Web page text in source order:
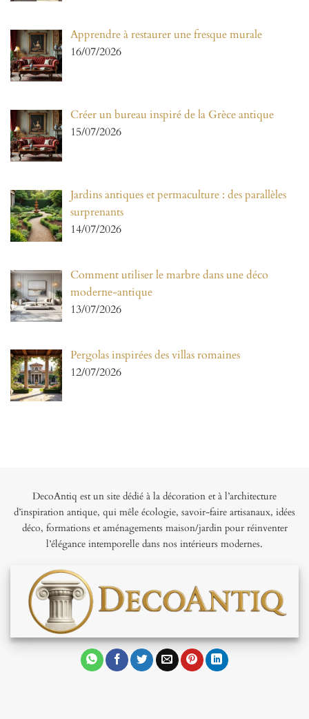
Apprendre à restaurer une fresque murale
16/07/2026
Créer un bureau inspiré de la Grèce antique
15/07/2026
Jardins antiques et permaculture : des parallèles
surprenants
14/07/2026
Comment utiliser le marbre dans une déco
moderne-antique
13/07/2026
Pergolas inspirées des villas romaines
12/07/2026
DecoAntiq est un site dédié à la décoration et à l’architecture
d’inspiration antique, qui mêle écologie, savoir-faire artisanaux, idées
déco, formations et aménagements maison/jardin pour réinventer
l’élégance intemporelle dans nos intérieurs modernes.